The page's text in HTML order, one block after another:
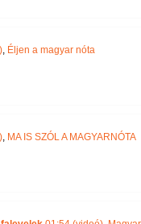
, Éljen a magyar nóta
, MA IS SZÓL A MAGYARNÓTA